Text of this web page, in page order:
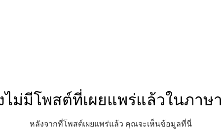
ไม่มีโพสต์ที่เผยแพร่แล้วในภาษ
หลังจากที่โพสต์เผยแพร่แล้ว คุณจะเห็นข้อมูลที่นี่